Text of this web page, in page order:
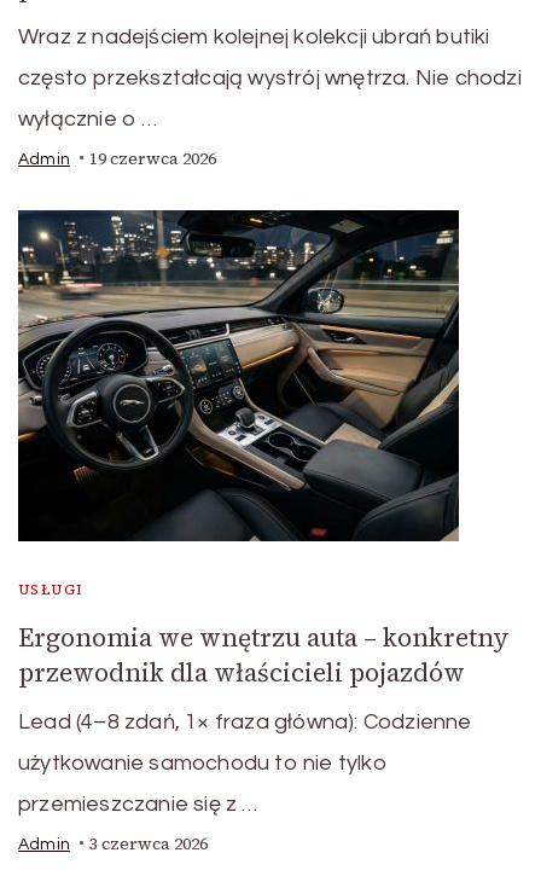
Wraz z nadejściem kolejnej kolekcji ubrań butiki
często przekształcają wystrój wnętrza. Nie chodzi
wyłącznie o …
Admin 19 czerwca 2026
USŁUGI
Ergonomia we wnętrzu auta – konkretny
przewodnik dla właścicieli pojazdów
Lead (4–8 zdań, 1× fraza główna): Codzienne
użytkowanie samochodu to nie tylko
przemieszczanie się z …
Admin 3 czerwca 2026